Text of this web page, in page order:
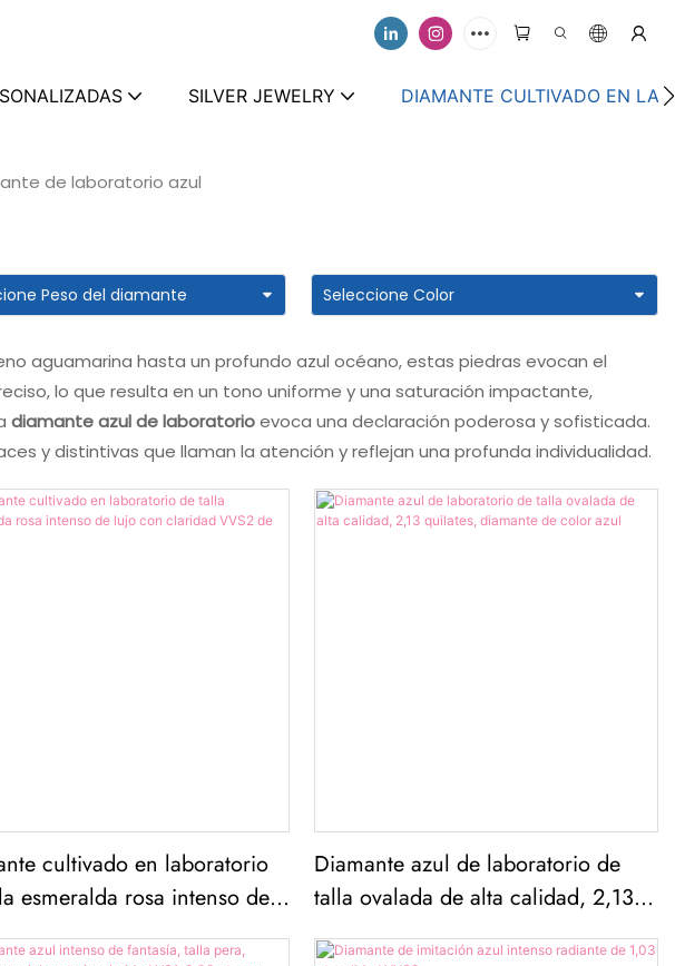
SILVER JEWELRY DIAMANTE CULTIVADO EN
de laboratorio azul
aguamarina hasta un profundo azul océano, estas piedras evocan el
lo que resulta en un tono uniforme y una saturación impactante,
diamante azul de laboratorioevoca una declaración poderosa y sofisticada.
y distintivas que llaman la atención y reflejan una profunda individualidad.
cultivado en laboratorio
esmeralda rosa intenso de
claridad VVS2 de 3,28 ct
Diamante azul de laboratorio de
talla ovalada de alta calidad, 2,13
quilates, diamante de color azul